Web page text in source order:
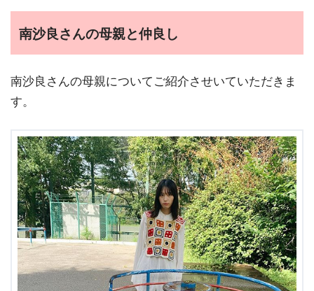
南沙良さんの母親と仲良し
南沙良さんの母親についてご紹介させいていただきま
す。